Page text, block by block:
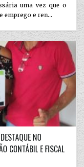
uma vez que o
emprego e ren...
NO
CONTÁBIL E FISCAL